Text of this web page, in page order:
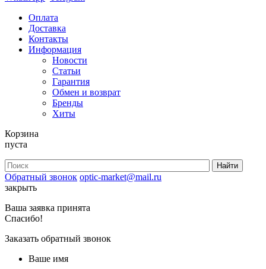
Оплата
Доставка
Контакты
Информация
Новости
Статьи
Гарантия
Обмен и возврат
Бренды
Хиты
Корзина
пуста
Обратный звонок optic-market@mail.ru
закрыть
Ваша заявка принята
Спасибо!
Заказать обратный звонок
Ваше имя